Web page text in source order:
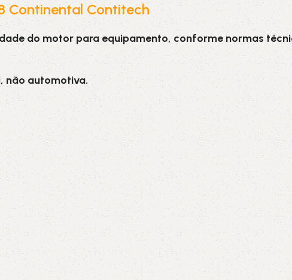
Continental Contitech
do motor para equipamento, conforme normas
não automotiva.